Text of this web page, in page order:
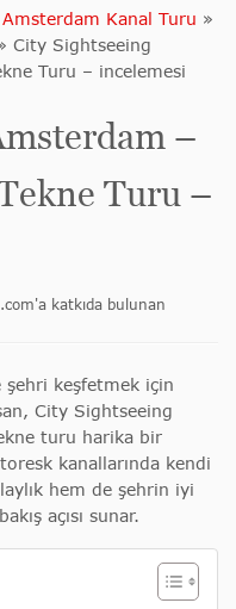
Amsterdam Kanal Turu »
City Sightseeing
Turu – incelemesi
–
Turu –
katkıda bulunan
şehri keşfetmek için
City Sightseeing
turu harika bir
kanallarında kendi
hem de şehrin iyi
açısı sunar.